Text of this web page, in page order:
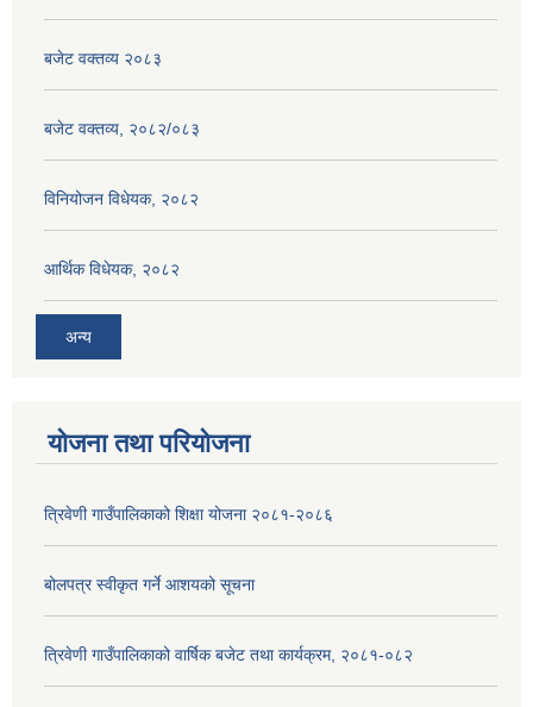
बजेट वक्तव्य २०८३
बजेट वक्तव्य, २०८२/०८३
विनियोजन विधेयक, २०८२
आर्थिक विधेयक, २०८२
अन्य
योजना तथा परियोजना
त्रिवेणी गाउँपालिकाको शिक्षा योजना २०८१-२०८६
बोलपत्र स्वीकृत गर्ने आशयको सूचना
त्रिवेणी गाउँपालिकाको वार्षिक बजेट तथा कार्यक्रम, २०८१-०८२